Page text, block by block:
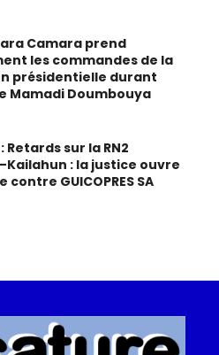
Camara prend
les commandes de la
présidentielle durant
Mamadi Doumbouya
Retards sur la RN2
: la justice ouvre
GUICOPRES SA